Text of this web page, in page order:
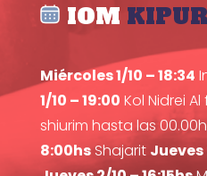
IOM KIPUR
Miércoles 1/10 – 18:34
1/10 – 19:00 Kol Nidrei
shiurim hasta las
8:00hsShajarit Jueves